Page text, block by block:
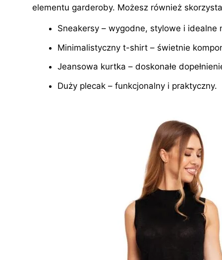
elementu garderoby. Możesz również
Sneakersy – wygodne, stylowe i idealne
Minimalistyczny t-shirt – świetnie
Jeansowa kurtka – doskonałe
Duży plecak – funkcjonalny i praktyczny.